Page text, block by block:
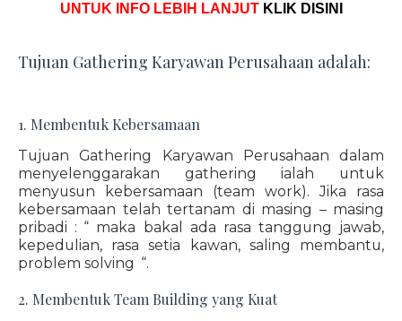
UNTUK INFO LEBIH LANJUT KLIK DISINI
Tujuan Gathering Karyawan Perusahaan adalah:
1. Membentuk Kebersamaan
Tujuan Gathering Karyawan Perusahaan dalam
menyelenggarakan gathering ialah untuk
menyusun kebersamaan (team work). Jika rasa
kebersamaan telah tertanam di masing – masing
pribadi : “ maka bakal ada rasa tanggung jawab,
kepedulian, rasa setia kawan, saling membantu,
problem solving “.
2. Membentuk Team Building yang Kuat